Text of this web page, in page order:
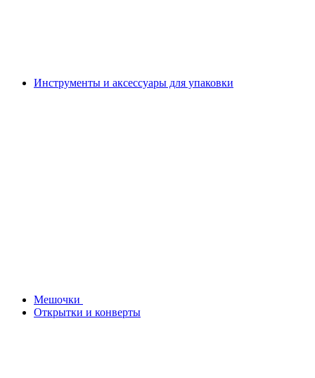
Инструменты и аксессуары для упаковки
Мешочки
Открытки и конверты